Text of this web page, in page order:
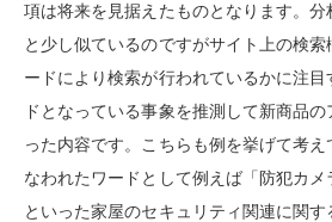
項は将来を見据えたものとなります。
と少し似ているのですがサイト上の検
ードにより検索が行われているかに注
ドとなっている事象を推測して新商品
った内容です。こちらも例を挙げて考え
なわれたワードとして例えば「防犯カメ
といった家屋のセキュリティ関連に関